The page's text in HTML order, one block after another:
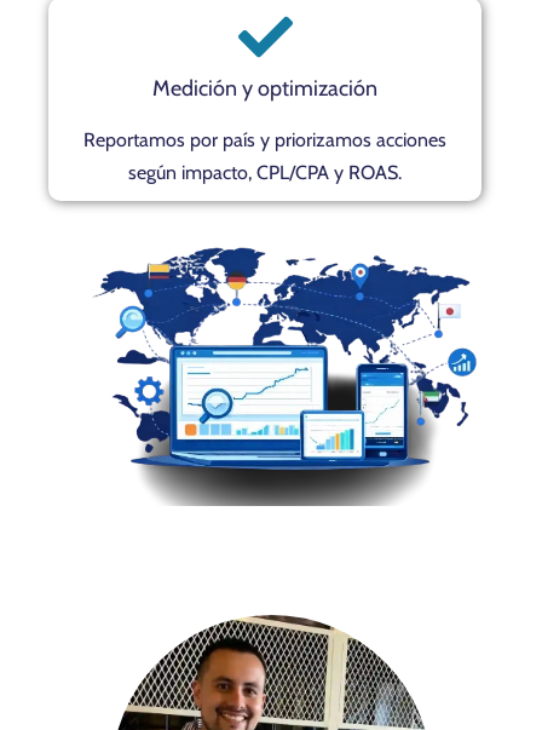
Medición y optimización
Reportamos por país y priorizamos acciones
según impacto, CPL/CPA y ROAS.